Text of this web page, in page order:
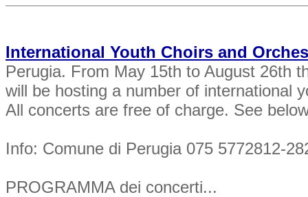
International Youth Choirs and
Perugia. From May 15th to August 26th
will be hosting a number of international
All concerts are free of charge. See
Info: Comune di Perugia 075 5772812-
PROGRAMMA dei concerti...